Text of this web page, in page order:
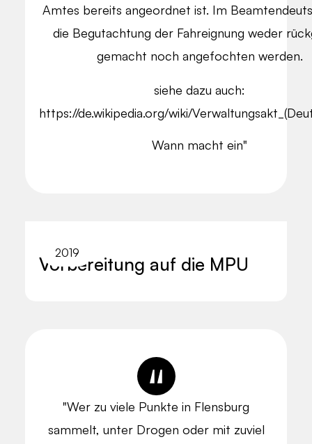
Amtes bereits angeordnet ist. Im
die Begutachtung der Fahreignung weder
gemacht noch angefochten werden.
siehe dazu auch:
https://de.wikipedia.org/wiki/
Wann macht ein"
2019
Vorbereitung auf die MPU
"Wer zu viele Punkte in Flensburg
sammelt, unter Drogen oder mit zuviel